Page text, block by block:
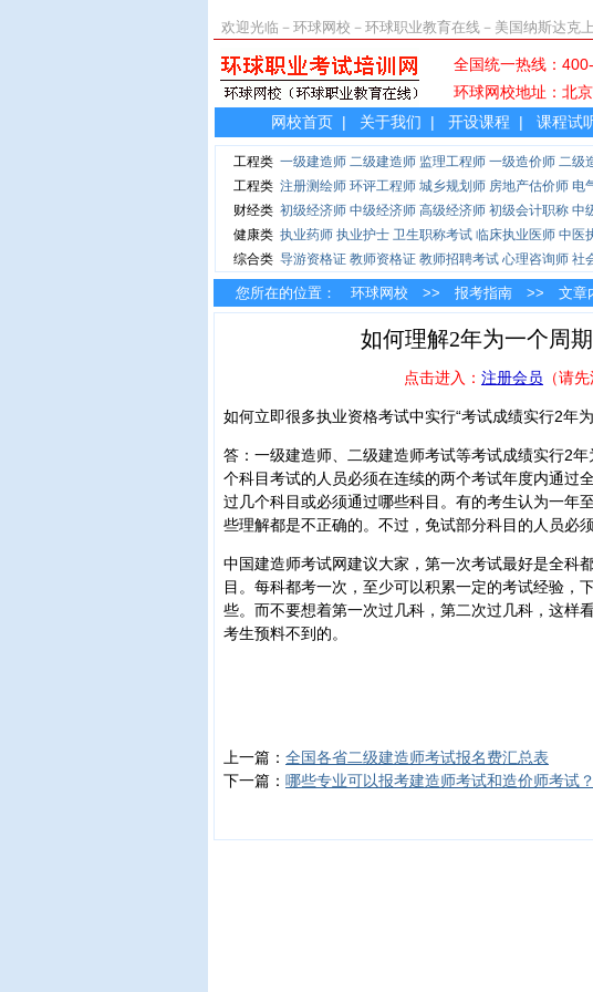
欢迎光临－环球网校－环球职业教育在线－美国纳斯达克
全国统一热线
环球网校地址：
网校首页 | 关于我们 | 开设课程 | 课程试
工程类 一级建造师 二级建造师 监理工程师 一级造价师 二级
工程类 注册测绘师 环评工程师 城乡规划师 房地产估价师 电
财经类 初级经济师 中级经济师 高级经济师 初级会计职称 中
健康类 执业药师 执业护士 卫生职称考试 临床执业医师 中医
综合类 导游资格证 教师资格证 教师招聘考试 心理咨询师 社
您所在的位置： 环球网校 >> 报考指南 >> 文章
如何理解2年为一个周
点击进入： 注册会员 （请
如何立即很多执业资格考试中实行“考试成绩实行2年
答：一级建造师、二级建造师考试等考试成绩实行2
个科目考试的人员必须在连续的两个考试年度内通过
过几个科目或必须通过哪些科目。有的考生认为一年
些理解都是不正确的。不过，免试部分科目的人员必
中国建造师考试网建议大家，第一次考试最好是全科
目。每科都考一次，至少可以积累一定的考试经验，
些。而不要想着第一次过几科，第二次过几科，这样
考生预料不到的。
上一篇： 全国各省二级建造师考试报名费汇总表
下一篇： 哪些专业可以报考建造师考试和造价师考试？